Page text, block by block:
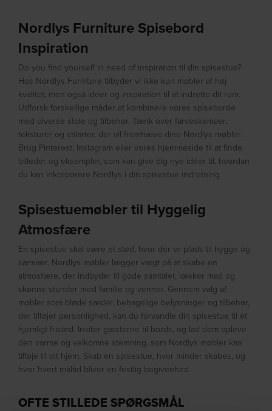
Nordlys Furniture Spisebord
Inspiration
Do you find yourself in need of inspiration til din spisestue?
Hos Nordlys Furniture tilbyder vi ikke kun møbler af høj
kvalitet, men også idéer og inspiration til at indrette dit rum.
Udforsk forskellige måder at kombinere vores spiseborde
med diverse stole og tilbehør. Tænk over farveskemaer,
teksturer og stilarter, der vil fremhæve dine Nordlys møbler.
Brug Pinterest, Instagram eller vores hjemmeside til at finde
billeder og eksempler, som kan give dig nye idéer til, hvordan
du kan inkorporere Nordlys i din spisestue indretning.
Spisestuemøbler til Hyggelig
Atmosfære
En spisestue skal være et sted, hvor der er plads til hygge og
samvær. Nordlys møbler lægger vægt på at skabe en
atmosfære, der indbyder til gode samtaler, lækker mad og
skønne stunder med familie og venner. Gennem valg af
møbler som bløde sæder, behagelige belysninger og tilbehør,
der tilføjer personlighed, kan du forvandle din spisestue til et
hjemligt fristed. Inviter gæsterne til bords, og lad dem opleve
den varme og velkomne stemning, som Nordlys møbler kan
tilføje til dit hjem. Skab en spisestue, hvor minder skabes, og
hvor hvert måltid bliver en festlig begivenhed.
OFTE STILLEDE SPØRGSMÅL